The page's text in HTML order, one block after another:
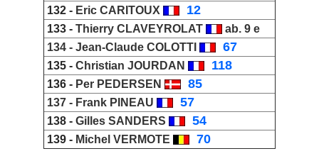
132 - Eric CARITOUX 12
133 - Thierry CLAVEYROLAT
ab. 9 e
134 - Jean-Claude COLOTTI 67
135 - Christian JOURDAN 118
136 - Per PEDERSEN 85
137 - Frank PINEAU 57
138 - Gilles SANDERS 54
139 - Michel VERMOTE 70